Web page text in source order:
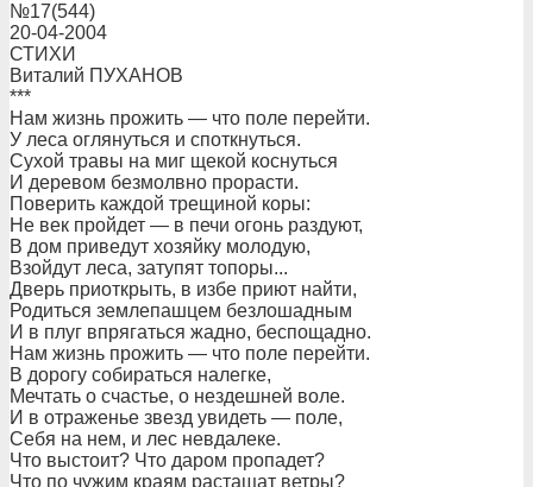
№17(544)
20-04-2004
СТИХИ
Виталий ПУХАНОВ
***
Нам жизнь прожить — что поле перейти.
У леса оглянуться и споткнуться.
Сухой травы на миг щекой коснуться
И деревом безмолвно прорасти.
Поверить каждой трещиной коры:
Не век пройдет — в печи огонь раздуют,
В дом приведут хозяйку молодую,
Взойдут леса, затупят топоры...
Дверь приоткрыть, в избе приют найти,
Родиться землепашцем безлошадным
И в плуг впрягаться жадно, беспощадно.
Нам жизнь прожить — что поле перейти.
В дорогу собираться налегке,
Мечтать о счастье, о нездешней воле.
И в отраженье звезд увидеть — поле,
Себя на нем, и лес невдалеке.
Что выстоит? Что даром пропадет?
Что по чужим краям растащат ветры?